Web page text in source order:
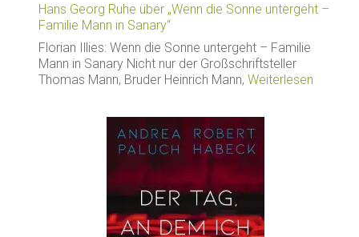
Hans Georg Ruhe über „Wenn die Sonne untergeht –
Familie Mann in Sanary“
Florian Illies: Wenn die Sonne untergeht – Familie
Mann in Sanary Nicht nur der Großschriftsteller
Thomas Mann, Bruder Heinrich Mann,Weiterlesen